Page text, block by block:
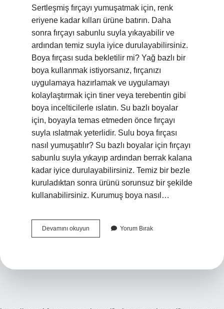
Sertleşmiş fırçayı yumuşatmak için, renk
eriyene kadar kılları ürüne batırın. Daha
sonra fırçayı sabunlu suyla yıkayabilir ve
ardından temiz suyla iyice durulayabilirsiniz.
Boya fırçası suda bekletilir mi? Yağ bazlı bir
boya kullanmak istiyorsanız, fırçanızı
uygulamaya hazırlamak ve uygulamayı
kolaylaştırmak için tiner veya terebentin gibi
boya incelticilerle ıslatın. Su bazlı boyalar
için, boyayla temas etmeden önce fırçayı
suyla ıslatmak yeterlidir. Sulu boya fırçası
nasıl yumuşatılır? Su bazlı boyalar için fırçayı
sabunlu suyla yıkayıp ardından berrak kalana
kadar iyice durulayabilirsiniz. Temiz bir bezle
kuruladıktan sonra ürünü sorunsuz bir şekilde
kullanabilirsiniz. Kurumuş boya nasıl…
Devamını okuyun
Fırçası
Yorum Bırak